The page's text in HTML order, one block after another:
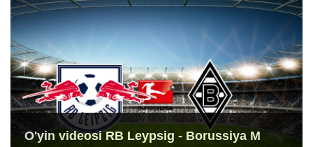
O'yin videosi RB Leypsig - Borussiya M